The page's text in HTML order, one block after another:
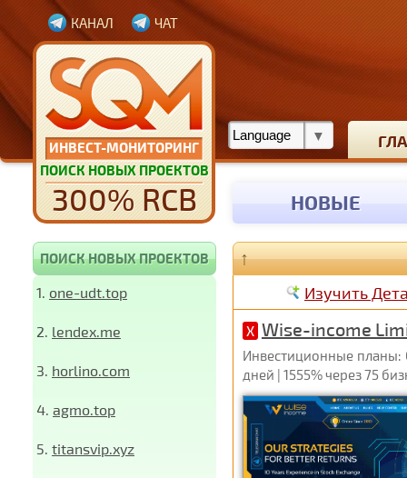
ИНВЕСТ-МОНИТОРИНГ
ПОИСК НОВЫХ ПРОЕКТОВ
300% RCB
КАНАЛ ЧАТ
НОВЫЕ
ПОИСК НОВЫХ ПРОЕКТОВ
1. one-udt.top
2. lendex.me
3. horlino.com
4. agmo.top
5. titansvip.xyz
↑
Изучить
X Wise-income
Инвестиционные планы:
дней | 1555% через 75